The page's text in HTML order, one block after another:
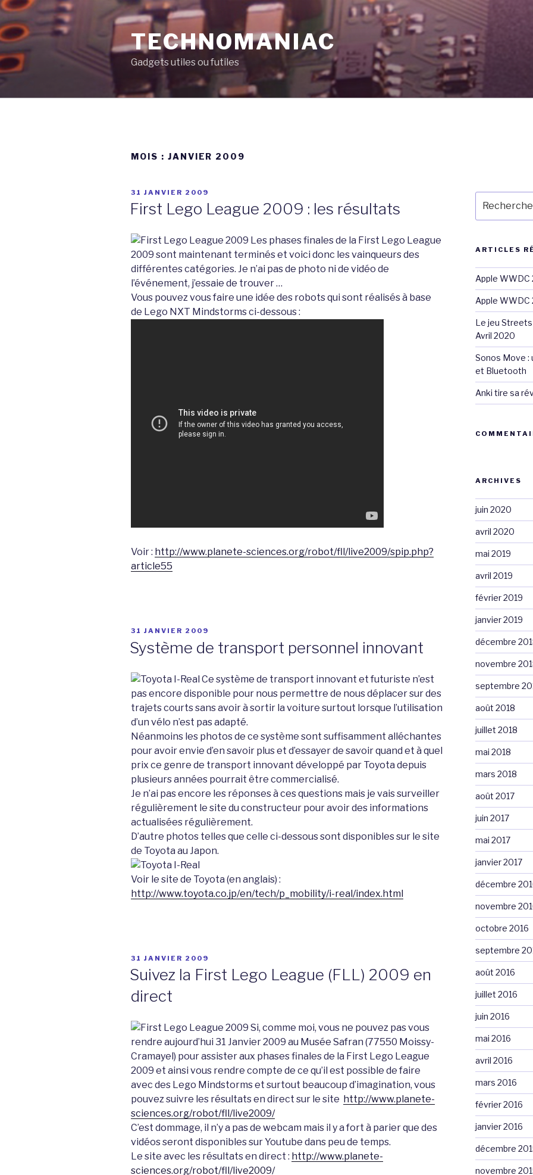
Aller
au
contenu
principal
TECHNOMANIAC
Gadgets utiles ou futiles
MOIS : JANVIER 2009
PUBLIÉ
31 JANVIER 2009
First Lego League 2009 : les résultats
Les phases finales de la First Lego League
2009 sont maintenant terminés et voici donc les vainqueurs des
différentes catégories. Je n’ai pas de photo ni de vidéo de
l’événement, j’essaie de trouver …
Vous pouvez vous faire une idée des robots qui sont réalisés à base
de Lego NXT Mindstorms ci-dessous :
Voir : http://www.planete-sciences.org/robot/fll/live2009/spip.php?
article55
PUBLIÉ
31 JANVIER 2009
Système de transport personnel innovant
Ce système de transport innovant et futuriste n’est
pas encore disponible pour nous permettre de nous déplacer sur des
trajets courts sans avoir à sortir la voiture surtout lorsque l’utilisation
d’un vélo n’est pas adapté.
Néanmoins les photos de ce système sont suffisamment alléchantes
pour avoir envie d’en savoir plus et d’essayer de savoir quand et à quel
prix ce genre de transport innovant développé par Toyota depuis
plusieurs années pourrait être commercialisé.
Je n’ai pas encore les réponses à ces questions mais je vais surveiller
régulièrement le site du constructeur pour avoir des informations
actualisées régulièrement.
D’autre photos telles que celle ci-dessous sont disponibles sur le site
de Toyota au Japon.
Voir le site de Toyota (en anglais) :
http://www.toyota.co.jp/en/tech/p_mobility/i-real/index.html
PUBLIÉ
31 JANVIER 2009
Suivez la First Lego League (FLL) 2009 en
direct
Si, comme moi, vous ne pouvez pas vous
rendre aujourd’hui 31 Janvier 2009 au Musée Safran (77550 Moissy-
Cramayel) pour assister aux phases finales de la First Lego League
2009 et ainsi vous rendre compte de ce qu’il est possible de faire
avec des Lego Mindstorms et surtout beaucoup d’imagination, vous
pouvez suivre les résultats en direct sur le site http://www.planete-
sciences.org/robot/fll/live2009/
C’est dommage, il n’y a pas de webcam mais il y a fort à parier que des
vidéos seront disponibles sur Youtube dans peu de temps.
Le site avec les résultats en direct : http://www.planete-
sciences.org/robot/fll/live2009/
pour
:
ARTICLES
Apple WWDC
Apple WWDC
Le jeu
Avril 2020
Sonos Move :
et Bluetooth
Anki tire sa
ARCHIVES
juin 2020
avril 2020
mai 2019
avril 2019
février 2019
janvier 2019
décembre
novembre
septembre
août 2018
juillet 2018
mai 2018
mars 2018
août 2017
juin 2017
mai 2017
janvier 2017
décembre
novembre
octobre 2016
septembre
août 2016
juillet 2016
juin 2016
mai 2016
avril 2016
mars 2016
février 2016
janvier 2016
décembre
novembre